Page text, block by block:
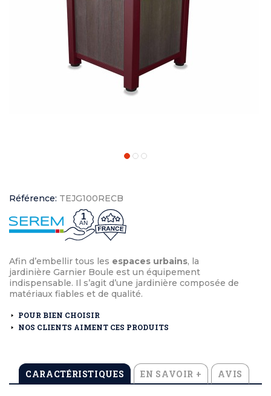
Référence: TEJG100RECB
1
AN
Afin d’embellir tous les espaces urbains, la
jardinière Garnier Boule est un équipement
indispensable. Il s’agit d’une jardinière composée de
matériaux fiables et de qualité.
POUR BIEN CHOISIR
NOS CLIENTS AIMENT CES PRODUITS
CARACTÉRISTIQUES EN SAVOIR + AVIS